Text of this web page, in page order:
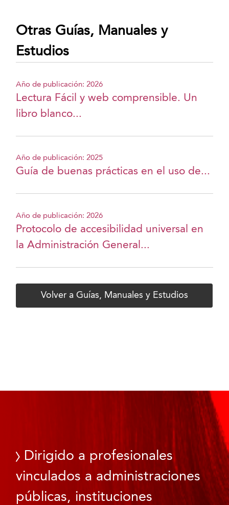
Otras Guías, Manuales y
Estudios
Año de publicación: 2026
Lectura Fácil y web comprensible. Un
libro blanco...
Año de publicación: 2025
Guía de buenas prácticas en el uso de...
Año de publicación: 2026
Protocolo de accesibilidad universal en
la Administración General...
Volver a Guías, Manuales y Estudios
Dirigido a profesionales
vinculados a administraciones
públicas, instituciones